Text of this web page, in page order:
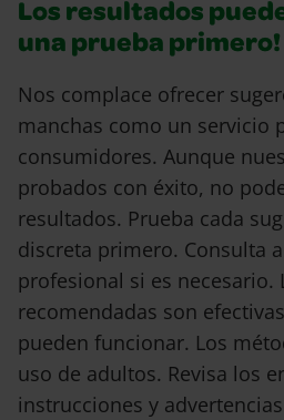
Los resultados
una prueba primero!
Nos complace ofrecer
manchas como un servicio
consumidores. Aunque
probados con éxito, no
resultados. Prueba cada
discreta primero. Consulta
profesional si es necesario.
recomendadas son
pueden funcionar. Los
uso de adultos. Revisa los
instrucciones y